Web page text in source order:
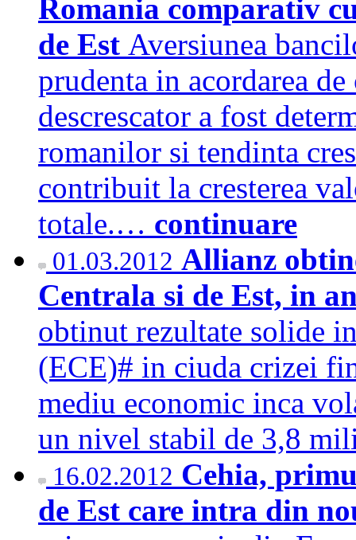
Romania comparativ
de Est Aversiunea
prudenta in acordarea
descrescator a fost
romanilor si tendinta
contribuit la cresterea
totale.… continuare
01.03.2012 Allianz
Centrala si de Est, in
obtinut rezultate solide
(ECE)# in ciuda crizei
mediu economic inca
un nivel stabil de 3,8
16.02.2012 Cehia,
de Est care intra din